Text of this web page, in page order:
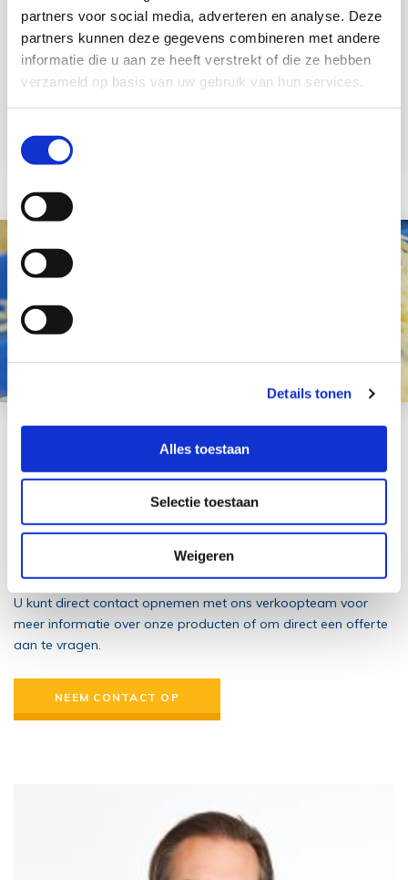
partners voor social media, adverteren en analyse. Deze
partners kunnen deze gegevens combineren met andere
informatie die u aan ze heeft verstrekt of die ze hebben
verzameld op basis van uw gebruik van hun services.
Details tonen
Alles toestaan
Selectie toestaan
Weigeren
Cheddar rood
Kaasrasp
Foodservice
Meer informatie
Wilt u meer weten
over dit product?
U kunt direct contact opnemen met ons verkoopteam voor
meer informatie over onze producten of om direct een offerte
aan te vragen.
NEEM CONTACT OP